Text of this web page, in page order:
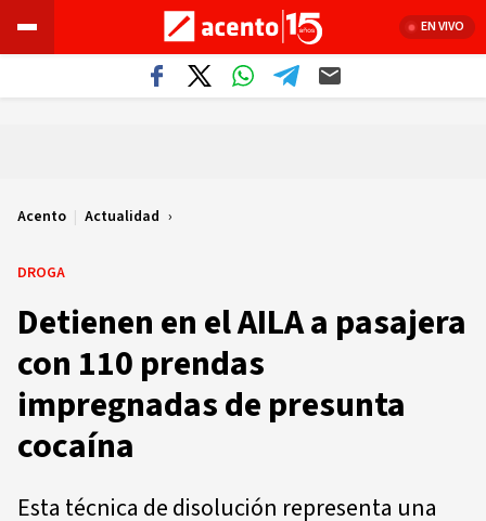
EN VIVO
Acento | Actualidad
DROGA
Detienen en el AILA a pasajera
con 110 prendas
impregnadas de presunta
cocaína
Esta técnica de disolución representa una